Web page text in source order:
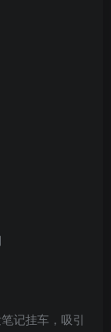
记挂车，吸引